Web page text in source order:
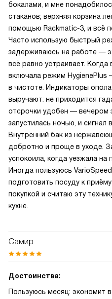
бокалами, и мне
стаканов; верхняя корзина
помощью Rackmatic-3, и всё
Часто использую быстрый
задерживаюсь на работе —
всё равно устраивает. Когда
включала режим HygienePlus
в чистоте. Индикаторы
выручают: не приходится
отсрочки удобен — вечером
запустилась ночью, и сигнал
Внутренний бак из
добротно и проще в уходе.
успокоила, когда уезжала
Иногда пользуюсь
подготовить посуду к
покупкой и считаю эту
кухне.
Самир
Достоинства:
Пользуюсь месяц: экономит